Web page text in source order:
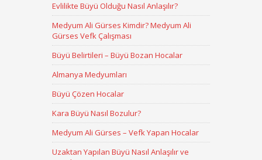
Evlilikte Büyü Olduğu Nasıl Anlaşılır?
Medyum Ali Gürses Kimdir? Medyum Ali
Gürses Vefk Çalışması
Büyü Belirtileri – Büyü Bozan Hocalar
Almanya Medyumları
Büyü Çözen Hocalar
Kara Büyü Nasıl Bozulur?
Medyum Ali Gürses – Vefk Yapan Hocalar
Uzaktan Yapılan Büyü Nasıl Anlaşılır ve